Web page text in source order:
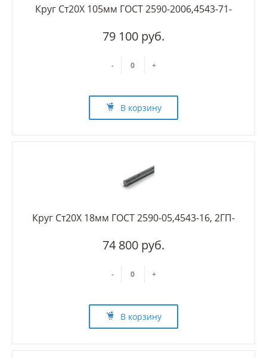
Круг Ст20Х 105мм ГОСТ 2590-2006,4543-71-
79 100 руб.
- +
В корзину
Круг Ст20Х 18мм ГОСТ 2590-05,4543-16, 2ГП-
74 800 руб.
- +
В корзину